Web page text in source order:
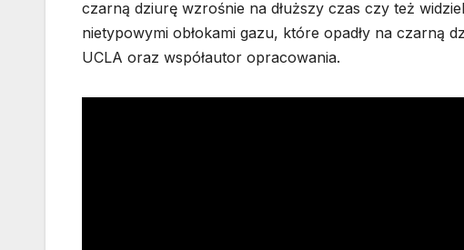
czarną dziurę wzrośnie na dłuższy czas czy też
nietypowymi obłokami gazu, które opadły na czarną
UCLA oraz współautor opracowania.